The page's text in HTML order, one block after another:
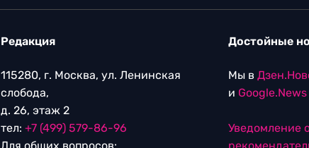
Редакция
115280, г. Москва, ул. Ленинская
слобода,
д. 26, этаж 2
тел: +7 (499) 579-86-96
Достойные
Мы в
и Google.News
Уведомление